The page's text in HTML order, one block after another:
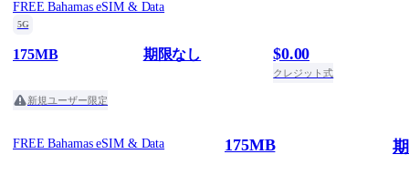
FREE Bahamas eSIM & Data
5G
175MB 期限なし $0.00
クレジット式
新規ユーザー限定
FREE Bahamas eSIM & Data 175MB